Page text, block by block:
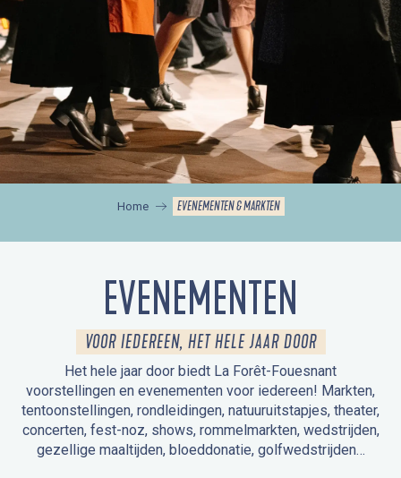
Home EVENEMENTEN & MARKTEN
EVENEMENTEN
VOOR IEDEREEN, HET HELE JAAR DOOR
Het hele jaar door biedt La Forêt-Fouesnant
voorstellingen en evenementen voor iedereen! Markten,
tentoonstellingen, rondleidingen, natuuruitstapjes, theater,
concerten, fest-noz, shows, rommelmarkten, wedstrijden,
gezellige maaltijden, bloeddonatie, golfwedstrijden…